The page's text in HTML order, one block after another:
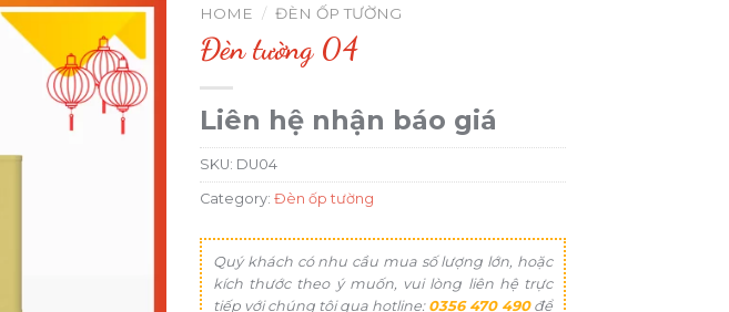
HOME / ĐÈN ỐP TƯỜNG
Đèn tường 04
Liên hệ nhận báo giá
SKU: DU04
Category: Đèn ốp tường
Quý khách có nhu cầu mua số lượng lớn, hoặc
kích thước theo ý muốn, vui lòng liên hệ trực
tiếp với chúng tôi qua hotline: 0356 470 490để